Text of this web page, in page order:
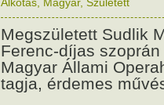
Megszületett Sudlik
Ferenc-díjas
Magyar Állami
tagja, érdemes